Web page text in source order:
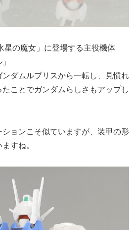
星の魔女」に登場する主役機体
ンダムルブリスから一転し、見慣れ
ことでガンダムらしさもアップし
ョンこそ似ていますが、装甲の形
すね。